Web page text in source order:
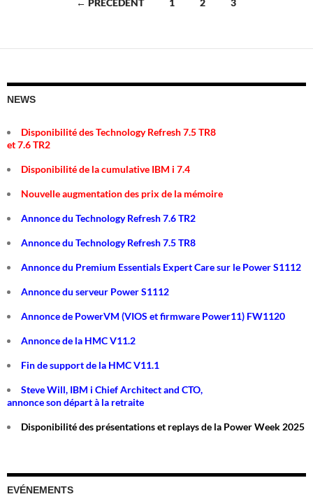
articles
← PRÉCÉDENT 1 2 3
NEWS
Disponibilité des Technology Refresh 7.5 TR8
et 7.6 TR2
Disponibilité de la cumulative IBM i 7.4
Nouvelle augmentation des prix de la mémoire
Annonce du Technology Refresh 7.6 TR2
Annonce du Technology Refresh 7.5 TR8
Annonce du Premium Essentials Expert Care sur le Power S1112
Annonce du serveur Power S1112
Annonce de PowerVM (VIOS et firmware Power11) FW1120
Annonce de la HMC V11.2
Fin de support de la HMC V11.1
Steve Will, IBM i Chief Architect and CTO,
annonce son départ à la retraite
Disponibilité des présentations et replays de la Power Week 2025
EVÉNEMENTS